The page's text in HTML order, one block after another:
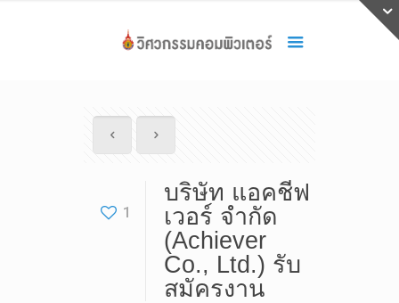
1
บริษัท แอคชีฟ
เวอร์ จำกัด
(Achiever
Co., Ltd.) รับ
สมัครงาน